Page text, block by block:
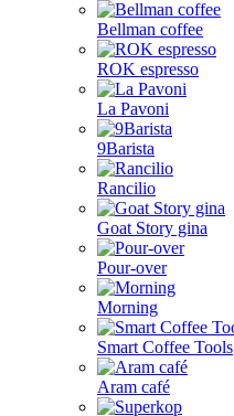
Bellman coffee
ROK espresso
La Pavoni
9Barista
Rancilio
Goat Story gina
Pour-over
Morning
Smart Coffee Tools
Aram café